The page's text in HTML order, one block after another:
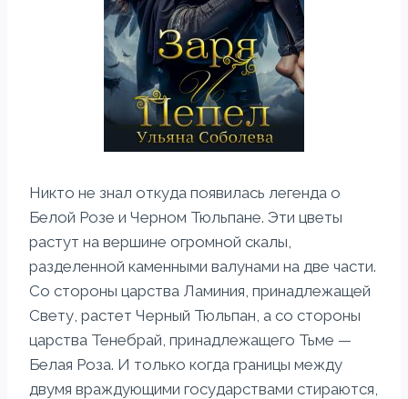
Никто не знал откуда появилась легенда о
Белой Розе и Черном Тюльпане. Эти цветы
растут на вершине огромной скалы,
разделенной каменными валунами на две части.
Со стороны царства Ламиния, принадлежащей
Свету, растет Черный Тюльпан, а со стороны
царства Тенебрай, принадлежащего Тьме —
Белая Роза. И только когда границы между
двумя враждующими государствами стираются,